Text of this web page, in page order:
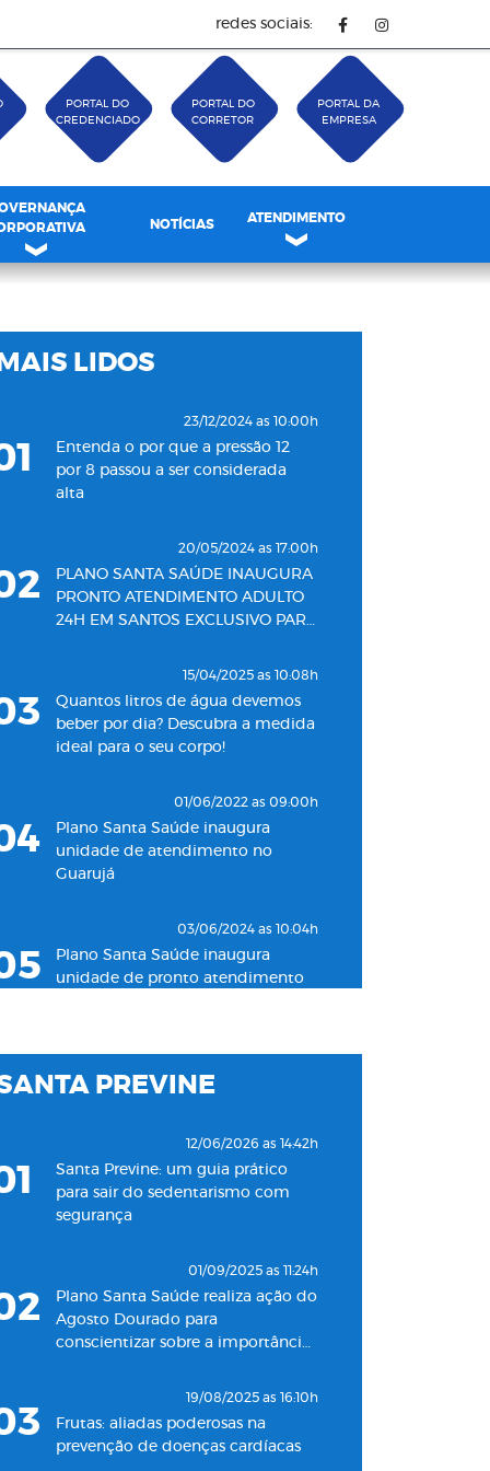
redes sociais:
PORTAL DO
CREDENCIADO
PORTAL DO
CORRETOR
PORTAL DA
EMPRESA
NOTÍCIAS ATENDIMENTO
MAIS LIDOS
23/12/2024 as 10:00h
Entenda o por que a pressão 12
por 8 passou a ser considerada
alta
20/05/2024 as 17:00h
PLANO SANTA SAÚDE INAUGURA
PRONTO ATENDIMENTO ADULTO
24H EM SANTOS EXCLUSIVO PARA
15/04/2025 as 10:08h
Quantos litros de água devemos
beber por dia? Descubra a medida
ideal para o seu corpo!
01/06/2022 as 09:00h
Plano Santa Saúde inaugura
unidade de atendimento no
Guarujá
03/06/2024 as 10:04h
Plano Santa Saúde inaugura
unidade de pronto atendimento
19/11/2022 as 09:53h
Plano Santa Saúde inaugura
Clínica Santa Saúde inaugurará
Santa Saúde Consultas inaugura
nova unidade de coleta
PREVINE
12/06/2026 as 14:42h
Santa Previne: um guia prático
para sair do sedentarismo com
segurança
01/09/2025 as 11:24h
Plano Santa Saúde realiza ação do
Agosto Dourado para
conscientizar sobre a importância
19/08/2025 as 16:10h
Frutas: aliadas poderosas na
prevenção de doenças cardíacas